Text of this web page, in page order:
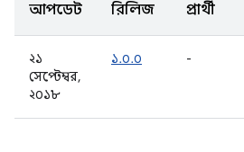
আপডেট
রিলিজ
প্রার্থী
২১
সেপ্টেম্বর,
২০১৮
১.০.০ -